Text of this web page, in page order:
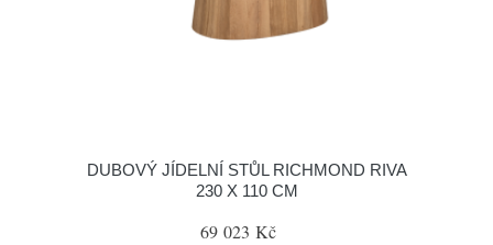
DUBOVÝ JÍDELNÍ STŮL RICHMOND RIVA
230 X 110 CM
69 023 Kč